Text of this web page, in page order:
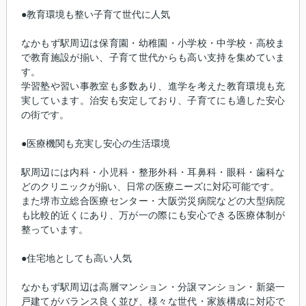
●教育環境も整い子育て世代に人気
なかもず駅周辺は保育園・幼稚園・小学校・中学校・高校ま
で教育施設が揃い、子育て世代からも高い支持を集めていま
す。
学習塾や習い事教室も多数あり、進学を考えた教育環境も充
実しています。治安も安定しており、子育てにも適した安心
の街です。
●医療機関も充実し安心の生活環境
駅周辺には内科・小児科・整形外科・耳鼻科・眼科・歯科な
どのクリニックが揃い、日常の医療ニーズに対応可能です。
また堺市立総合医療センター・大阪労災病院などの大型病院
も比較的近くにあり、万が一の際にも安心できる医療体制が
整っています。
●住宅地としても高い人気
なかもず駅周辺は高層マンション・分譲マンション・新築一
戸建てがバランス良く並び、様々な世代・家族構成に対応で